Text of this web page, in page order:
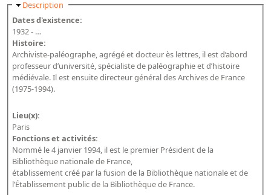
Bibliographie historique de la Bibliothèque nationale de
France
Dictionnaire de la BnF
Dictionnaire BnF : recherche avancée
Dictionnaire BnF : index
provenances
Recherche de fonds, collections et provenances
L'histoire de la BnF en objets
Explorer
Masquer
Description
Dates d'existence:
1932 - …
Histoire:
Archiviste-paléographe, agrégé et docteur ès lettres, il est d’abord
professeur d’université, spécialiste de paléographie et d’histoire
médiévale. Il est ensuite directeur général des Archives de France
(1975-1994).
Lieu(x):
Paris
Fonctions et activités:
Nommé le 4 janvier 1994, il est le premier Président de la
Bibliothèque nationale de France,
établissement créé par la fusion de la Bibliothèque nationale et de
l’Établissement public de la Bibliothèque de France.